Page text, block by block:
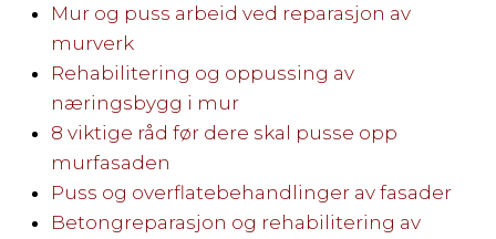
Mur og puss arbeid ved reparasjon av
murverk
Rehabilitering og oppussing av
næringsbygg i mur
8 viktige råd før dere skal pusse opp
murfasaden
Puss og overflatebehandlinger av fasader
Betongreparasjon og rehabilitering av